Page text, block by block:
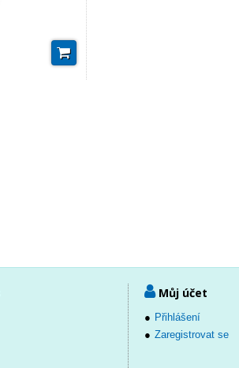
Můj účet
Přihlášení
Zaregistrovat se